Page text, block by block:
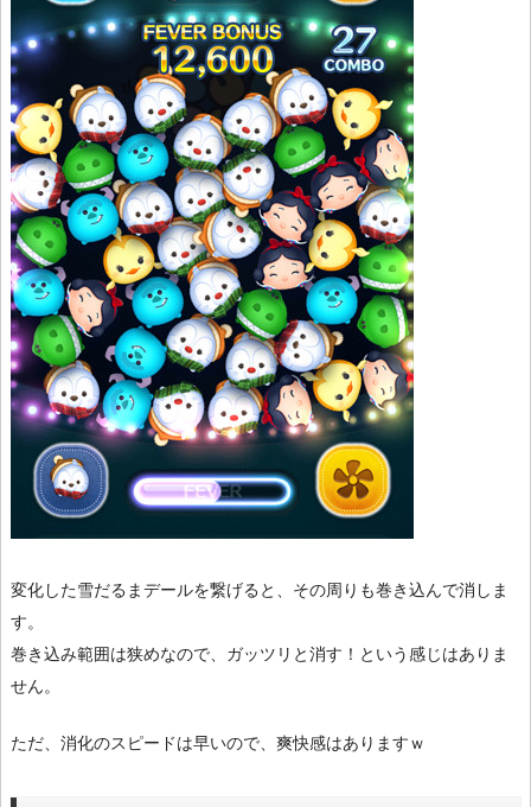
変化した雪だるまデールを繋げると、その周りも巻き込んで消しま
す。
巻き込み範囲は狭めなので、ガッツリと消す！という感じはありま
せん。
ただ、消化のスピードは早いので、爽快感はありますｗ